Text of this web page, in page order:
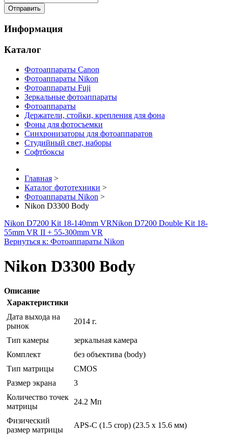
Информация
Каталог
Фотоаппараты Canon
Фотоаппараты Nikon
Фотоаппараты Fuji
Зеркальные фотоаппараты
Фотоаппараты
Держатели, стойки, крепления для фона
Фоны для фотосъемки
Синхронизаторы для фотоаппаратов
Студийный свет, наборы
Софтбоксы
Главная >
Каталог фототехники >
Фотоаппараты Nikon >
Nikon D3300 Body
Nikon D7200 Kit 18-140mm VRNikon D7200 Double Kit 18-
55mm VR II + 55-300mm VR
Вернуться к: Фотоаппараты Nikon
Nikon D3300 Body
Описание
Характеристики
Дата выхода на
рынок
2014 г.
Тип камеры
зеркальная камера
Комплект
без объектива (body)
Тип матрицы
CMOS
Размер экрана
3
Количество точек
матрицы
24.2 Мп
Физический
размер матрицы
APS-C (1.5 crop) (23.5 x 15.6 мм)